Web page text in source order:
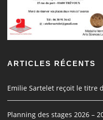
ARTICLES RÉCENTS
Emilie Sartelet reçoit le titre
Planning des stages 2026 –